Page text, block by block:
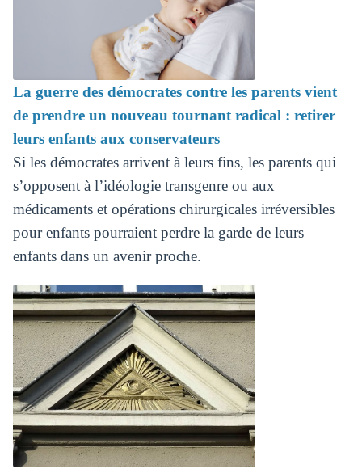
La guerre des démocrates contre les parents vient
de prendre un nouveau tournant radical : retirer
leurs enfants aux conservateurs
Si les démocrates arrivent à leurs fins, les parents qui
s’opposent à l’idéologie transgenre ou aux
médicaments et opérations chirurgicales irréversibles
pour enfants pourraient perdre la garde de leurs
enfants dans un avenir proche.